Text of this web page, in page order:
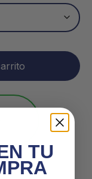
TU